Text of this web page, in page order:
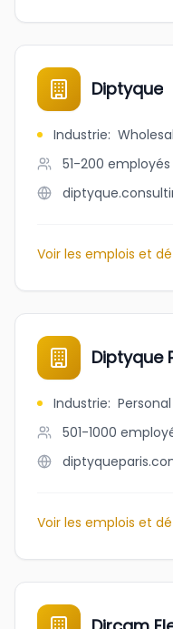
Diptyque
Industrie:
51-200 employés
Voir les emplois et
Diptyque
Industrie:
501-1000
Voir les emplois et